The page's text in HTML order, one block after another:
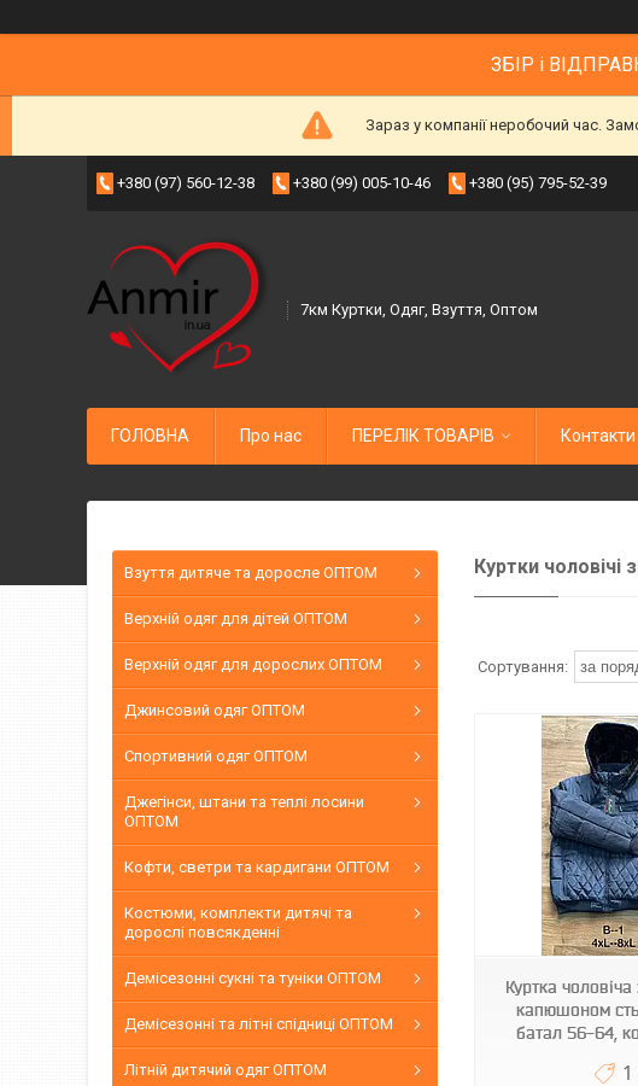
ЗБІР і
Зараз у компанії неробочий час.
+380 (97) 560-12-38 +380 (99) 005-10-46 +380 (95) 795-52-39
7км Куртки, Одяг, Взуття, Оптом
ГОЛОВНА Про нас ПЕРЕЛІК ТОВАРІВ Контакти
Куртки чоловічі
ЧИН B-1
Куртка
капюшоном
батал 56-64,
ЧИН B-1
Взуття дитяче та доросле ОПТОМ
Верхній одяг для дітей ОПТОМ
Верхній одяг для дорослих ОПТОМ
Джинсовий одяг ОПТОМ
Спортивний одяг ОПТОМ
Джегінси, штани та теплі лосини
ОПТОМ
Кофти, светри та кардигани ОПТОМ
Костюми, комплекти дитячі та
дорослі повсякденні
Демісезонні сукні та туніки ОПТОМ
Демісезонні та літні спідниці ОПТОМ
Літній дитячий одяг ОПТОМ